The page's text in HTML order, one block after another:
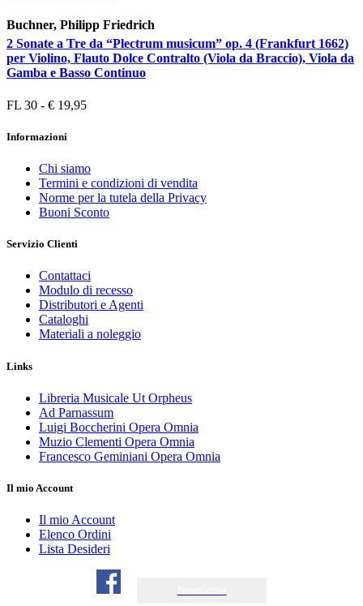
Buchner, Philipp Friedrich
2 Sonate a Tre da “Plectrum musicum” op. 4 (Frankfurt 1662)
per Violino, Flauto Dolce Contralto (Viola da Braccio), Viola da
Gamba e Basso Continuo
FL 30 - € 19,95
Informazioni
Chi siamo
Termini e condizioni di vendita
Norme per la tutela della Privacy
Buoni Sconto
Servizio Clienti
Contattaci
Modulo di recesso
Distributori e Agenti
Cataloghi
Materiali a noleggio
Links
Libreria Musicale Ut Orpheus
Ad Parnassum
Luigi Boccherini Opera Omnia
Muzio Clementi Opera Omnia
Francesco Geminiani Opera Omnia
Il mio Account
Il mio Account
Elenco Ordini
Lista Desideri